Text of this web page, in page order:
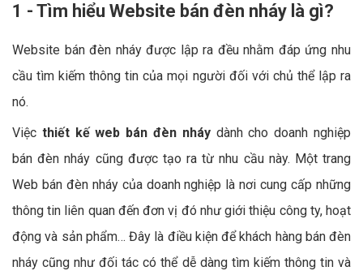
1 - Tìm hiểu Website bán đèn nháy là gì?
Website bán đèn nháy được lập ra đều nhằm đáp ứng nhu
cầu tìm kiếm thông tin của mọi người đối với chủ thể lập ra
nó.
Việc thiết kế web bán đèn nháydành cho doanh nghiệp
bán đèn nháy cũng được tạo ra từ nhu cầu này. Một trang
Web bán đèn nháy của doanh nghiệp là nơi cung cấp những
thông tin liên quan đến đơn vị đó như giới thiệu công ty, hoạt
động và sản phẩm… Đây là điều kiện để khách hàng bán đèn
nháy cũng như đối tác có thể dễ dàng tìm kiếm thông tin và